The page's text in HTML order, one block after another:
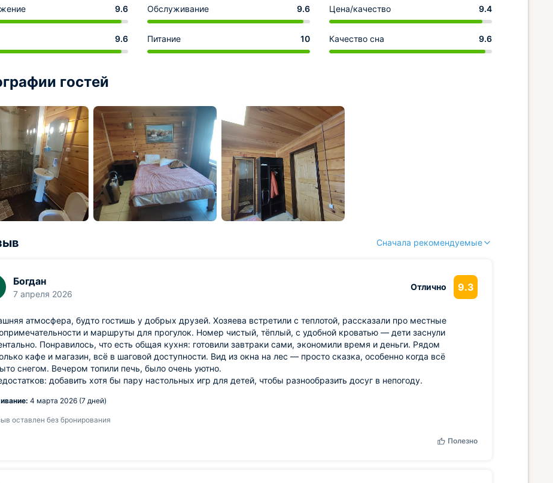
9.6 Обслуживание 9.6 Цена/качество 9.4
9.6 Питание 10 Качество сна 9.6
гостей
Сначала рекомендуемые
Богдан
7 апреля 2026
Отлично 9.3
атмосфера, будто гостишь у добрых друзей. Хозяева встретили с теплотой, рассказали про местные
и маршруты для прогулок. Номер чистый, тёплый, с удобной кроватью — дети заснули
Понравилось, что есть общая кухня: готовили завтраки сами, экономили время и деньги. Рядом
кафе и магазин, всё в шаговой доступности. Вид из окна на лес — просто сказка, особенно когда всё
снегом. Вечером топили печь, было очень уютно.
добавить хотя бы пару настольных игр для детей, чтобы разнообразить досуг в непогоду.
4 марта 2026 (7 дней)
оставлен без бронирования
Полезно